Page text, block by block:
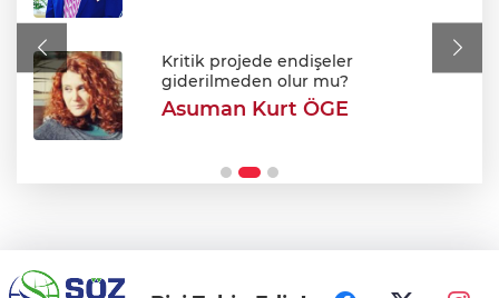
Şehir Hastanesi'nde otopark çilesi
Kritik projede endişeler
giderilmeden olur mu?
Asuman Kurt ÖGE